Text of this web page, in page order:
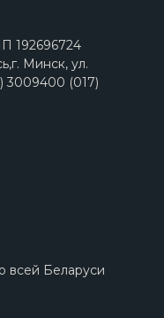
192696724
Минск, ул.
3009400 (017)
всей Беларуси